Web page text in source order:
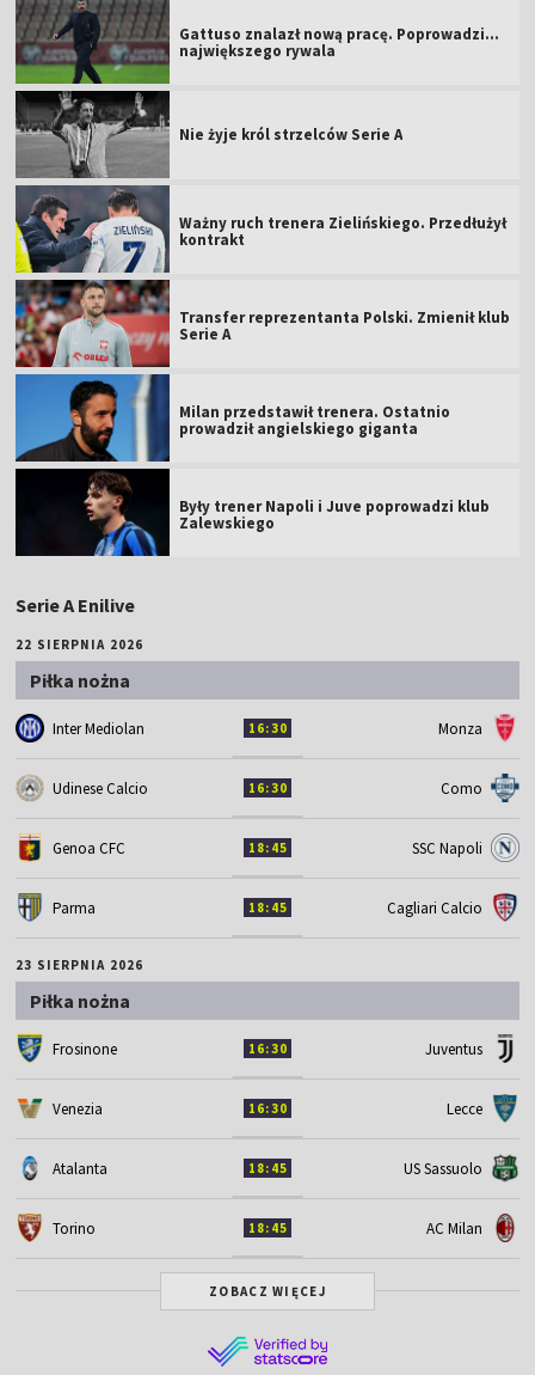
Gattuso znalazł nową pracę. Poprowadzi...
największego rywala
Nie żyje król strzelców Serie A
Ważny ruch trenera Zielińskiego. Przedłużył
kontrakt
Transfer reprezentanta Polski. Zmienił klub
Serie A
Milan przedstawił trenera. Ostatnio
prowadził angielskiego giganta
Były trener Napoli i Juve poprowadzi klub
Zalewskiego
Serie A Enilive
22 SIERPNIA 2026
Piłka nożna
Inter Mediolan 16:30 Monza
Udinese Calcio 16:30 Como
Genoa CFC 18:45 SSC Napoli
Parma 18:45 Cagliari Calcio
23 SIERPNIA 2026
Piłka nożna
Frosinone 16:30 Juventus
Venezia 16:30 Lecce
Atalanta 18:45 US Sassuolo
Torino 18:45 AC Milan
ZOBACZ WIĘCEJ